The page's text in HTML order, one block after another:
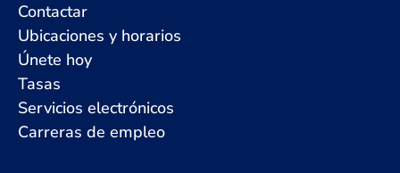
Contactar
Ubicaciones y horarios
Únete hoy
Tasas
Servicios electrónicos
Carreras de empleo